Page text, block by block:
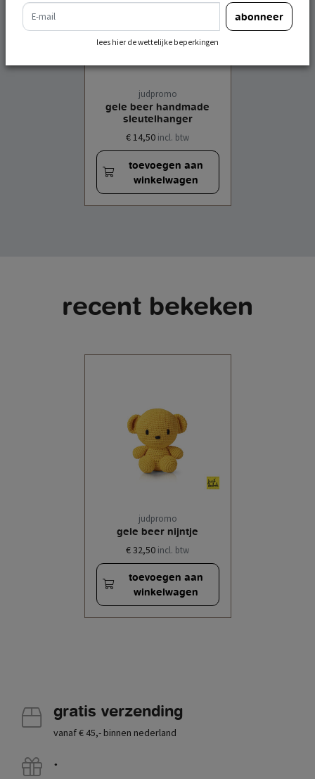
judpromo
gele beer handmade
sleutelhanger
€ 14,50 incl. btw
toevoegen aan
winkelwagen
recent bekeken
judpromo
gele beer nijntje
€ 32,50 incl. btw
toevoegen aan
winkelwagen
gratis verzending
vanaf € 45,- binnen nederland
.
e-mail
abonneer
lees hier de wettelijke beperkingen